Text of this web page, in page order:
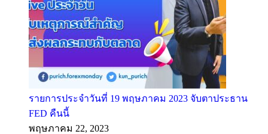
รายการประจำวันที่ 19 พฤษภาคม 2023 จับตาประธาน
FED คืนนี้
พฤษภาคม 22, 2023